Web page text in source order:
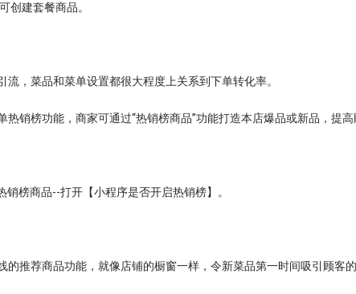
创建套餐商品。
，菜品和菜单设置都很大程度上关系到下单转化率。
销榜功能，商家可通过“热销榜商品”功能打造本店爆品或新品，提高
榜商品--打开【小程序是否开启热销榜】。
推荐商品功能，就像店铺的橱窗一样，令新菜品第一时间吸引顾客